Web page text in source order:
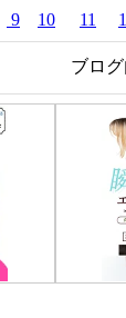
9 10 11
ブロ